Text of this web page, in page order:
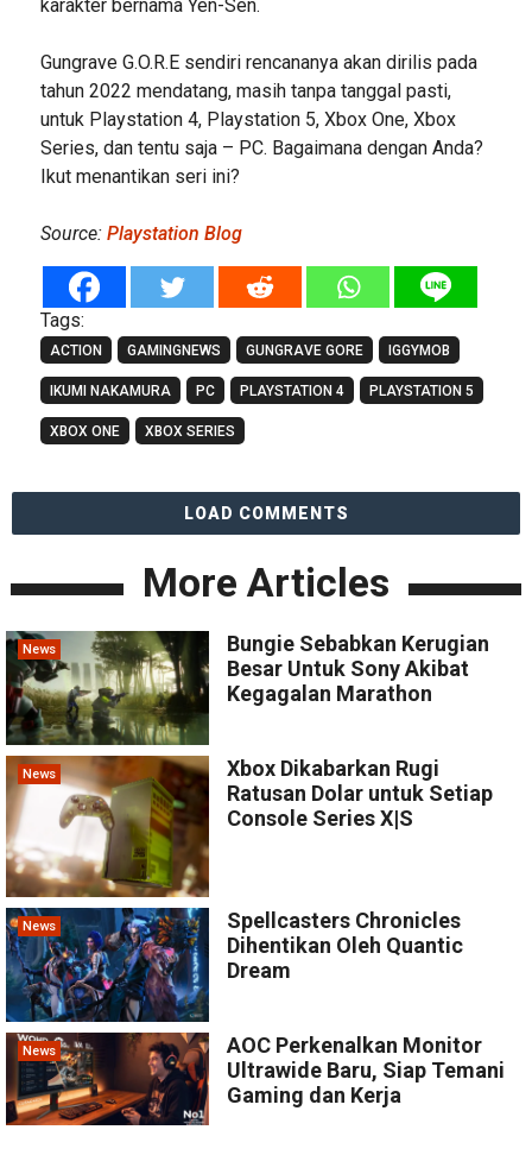
karakter bernama Yen-Sen.
Gungrave G.O.R.E sendiri rencananya akan dirilis pada
tahun 2022 mendatang, masih tanpa tanggal pasti,
untuk Playstation 4, Playstation 5, Xbox One, Xbox
Series, dan tentu saja – PC. Bagaimana dengan Anda?
Ikut menantikan seri ini?
Source: Playstation Blog
Tags:
ACTION GAMINGNEWS GUNGRAVE GORE IGGYMOB
IKUMI NAKAMURA PC PLAYSTATION 4 PLAYSTATION 5
XBOX ONE XBOX SERIES
LOAD COMMENTS
More Articles
News
Bungie Sebabkan Kerugian
Besar Untuk Sony Akibat
Kegagalan Marathon
News
Xbox Dikabarkan Rugi
Ratusan Dolar untuk Setiap
Console Series X|S
News
Spellcasters Chronicles
Dihentikan Oleh Quantic
Dream
News
AOC Perkenalkan Monitor
Ultrawide Baru, Siap Temani
Gaming dan Kerja